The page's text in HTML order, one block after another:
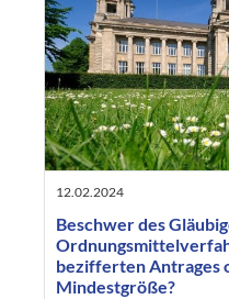
12.02.2024
Beschwer des
bezifferten Antrages
Mindestgröße?